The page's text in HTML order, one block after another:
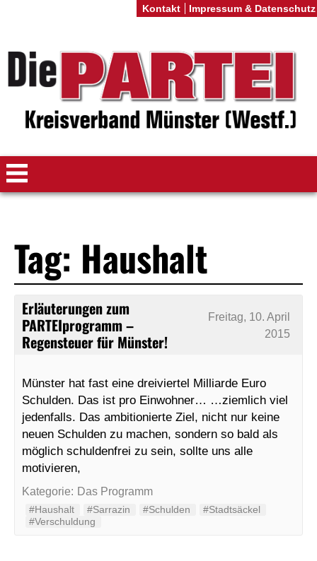
Tag: Haushalt
Erläuterungen zum
PARTEIprogramm –
Regensteuer für Münster!
Freitag, 10. April
2015
Münster hat fast eine dreiviertel Milliarde Euro
Schulden. Das ist pro Einwohner… …ziemlich viel
jedenfalls. Das ambitionierte Ziel, nicht nur keine
neuen Schulden zu machen, sondern so bald als
möglich schuldenfrei zu sein, sollte uns alle
motivieren,
Kategorie: Das Programm
#Haushalt #Sarrazin #Schulden
#Stadtsäckel
#Verschuldung
Kontakt Impressum & Datenschutz